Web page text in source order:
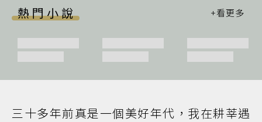
熱門小說
三十多年前真是一個美好年代，我在耕莘遇